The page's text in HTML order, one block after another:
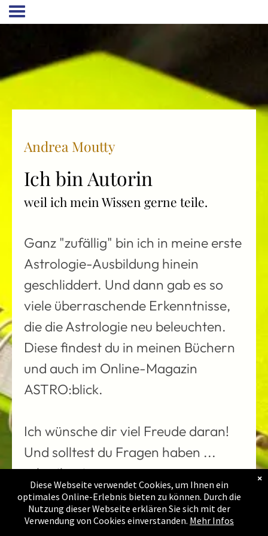
Startseite
Psychologische
Astrologie online - der
Abend-Kurs
Fortgeschrittene:
Astrologie live/online
Sensitive Punkte
Die Sektoren
1-Grad-Direktion
Asteroid ORCUS
Analysen
Persönlichkeits-Analyse
Zeit-Analyse
Andrea Moutty
Ich bin Autorin
weil ich mein Wissen gerne teile.
Ganz "zufällig" bin ich in meine erste
Astrologie-Ausbildung hinein
geschliddert. Und dann gab es so
viele überraschende Erkenntnisse,
die die Astrologie neu beleuchten.
Diese findest du in meinen Büchern
und auch im Online-Magazin
ASTRO:blick.
Ich wünsche dir viel Freude daran!
Und solltest du Fragen haben ...
schreib mir.
Diese Webseite verwendet Cookies, um Ihnen ein
optimales Online-Erlebnis bieten zu können. Durch die
Nutzung dieser Webseite erklären Sie sich mit der
Verwendung von Cookies einverstanden. Mehr Infos
×